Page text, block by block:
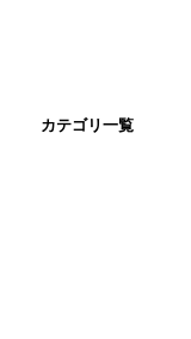
カテゴリ一覧